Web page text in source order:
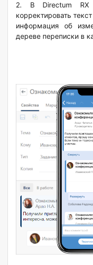
2. В Directum RX
корректировать
информация об
дереве переписки в